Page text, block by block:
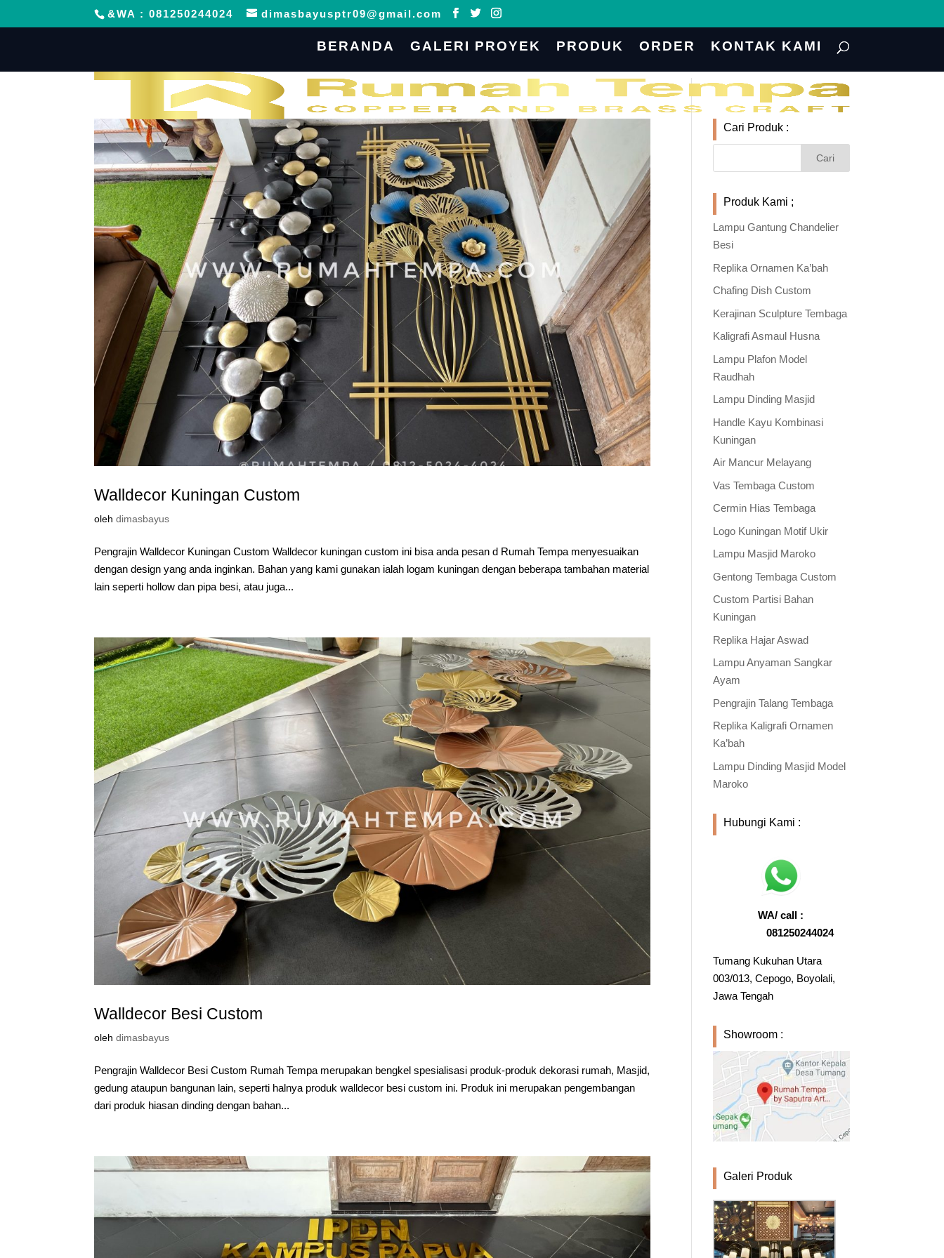
&WA : 081250244024 dimasbayusptr09@gmail.com
BERANDA GALERI PROYEK PRODUK ORDER KONTAK KAMI
Walldecor Kuningan Custom
olehdimasbayus
Pengrajin Walldecor Kuningan Custom Walldecor kuningan custom ini bisa anda pesan d Rumah Tempa menyesuaikan
dengan design yang anda inginkan. Bahan yang kami gunakan ialah logam kuningan dengan beberapa tambahan material
lain seperti hollow dan pipa besi, atau juga...
Walldecor Besi Custom
olehdimasbayus
Pengrajin Walldecor Besi Custom Rumah Tempa merupakan bengkel spesialisasi produk-produk dekorasi rumah, Masjid,
gedung ataupun bangunan lain, seperti halnya produk walldecor besi custom ini. Produk ini merupakan pengembangan
dari produk hiasan dinding dengan bahan...
Cari Produk :
Produk Kami ;
Lampu Gantung Chandelier
Besi
Replika Ornamen Ka’bah
Chafing Dish Custom
Kerajinan Sculpture Tembaga
Kaligrafi Asmaul Husna
Lampu Plafon Model
Raudhah
Lampu Dinding Masjid
Handle Kayu Kombinasi
Kuningan
Air Mancur Melayang
Vas Tembaga Custom
Cermin Hias Tembaga
Logo Kuningan Motif Ukir
Lampu Masjid Maroko
Gentong Tembaga Custom
Custom Partisi Bahan
Kuningan
Replika Hajar Aswad
Lampu Anyaman Sangkar
Ayam
Pengrajin Talang Tembaga
Replika Kaligrafi Ornamen
Ka’bah
Lampu Dinding Masjid Model
Maroko
Hubungi Kami :
WA/ call :
081250244024
Tumang Kukuhan Utara
003/013, Cepogo, Boyolali,
Jawa Tengah
Showroom :
Galeri Produk